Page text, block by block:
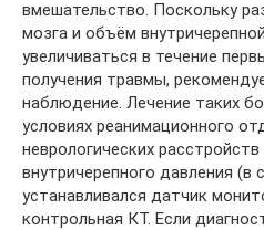
вмешательство. Поскольку
мозга и объём
увеличиваться в течение
получения травмы,
наблюдение. Лечение таких
условиях реанимационного
неврологических
внутричерепного давления (в
устанавливался датчик
контрольная КТ. Если